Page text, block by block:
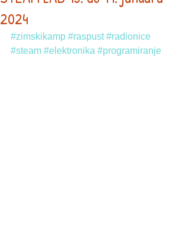
2024
#zimskikamp #raspust #radionice
#steam #elektronika #programiranje